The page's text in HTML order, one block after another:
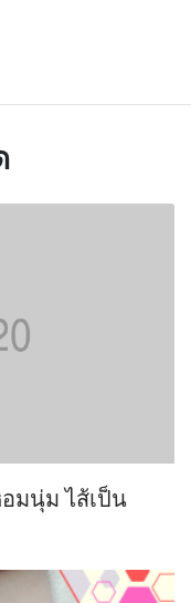
มนุ่ม ไส้เป็น